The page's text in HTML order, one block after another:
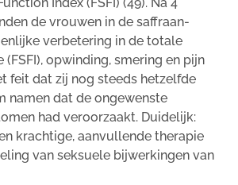
de vrouwen in de saffraan-
verbetering in de totale
opwinding, smering en pijn
feit dat zij nog steeds hetzelfde
namen dat de ongewenste
had veroorzaakt. Duidelijk:
krachtige, aanvullende therapie
van seksuele bijwerkingen van